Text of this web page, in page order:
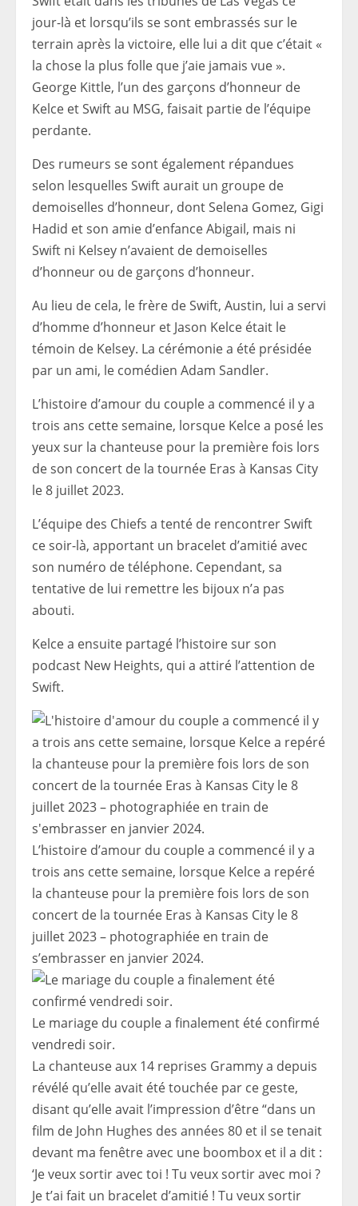
jour-là et lorsqu’ils se sont embrassés sur le
terrain après la victoire, elle lui a dit que c’était «
la chose la plus folle que j’aie jamais vue ».
George Kittle, l’un des garçons d’honneur de
Kelce et Swift au MSG, faisait partie de l’équipe
perdante.
Des rumeurs se sont également répandues
selon lesquelles Swift aurait un groupe de
demoiselles d’honneur, dont Selena Gomez, Gigi
Hadid et son amie d’enfance Abigail, mais ni
Swift ni Kelsey n’avaient de demoiselles
d’honneur ou de garçons d’honneur.
Au lieu de cela, le frère de Swift, Austin, lui a servi
d’homme d’honneur et Jason Kelce était le
témoin de Kelsey. La cérémonie a été présidée
par un ami, le comédien Adam Sandler.
L’histoire d’amour du couple a commencé il y a
trois ans cette semaine, lorsque Kelce a posé les
yeux sur la chanteuse pour la première fois lors
de son concert de la tournée Eras à Kansas City
le 8 juillet 2023.
L’équipe des Chiefs a tenté de rencontrer Swift
ce soir-là, apportant un bracelet d’amitié avec
son numéro de téléphone. Cependant, sa
tentative de lui remettre les bijoux n’a pas
abouti.
Kelce a ensuite partagé l’histoire sur son
podcast New Heights, qui a attiré l’attention de
Swift.
L’histoire d’amour du couple a commencé il y a
trois ans cette semaine, lorsque Kelce a repéré
la chanteuse pour la première fois lors de son
concert de la tournée Eras à Kansas City le 8
juillet 2023 – photographiée en train de
s’embrasser en janvier 2024.
Le mariage du couple a finalement été confirmé
vendredi soir.
La chanteuse aux 14 reprises Grammy a depuis
révélé qu’elle avait été touchée par ce geste,
disant qu’elle avait l’impression d’être “dans un
film de John Hughes des années 80 et il se tenait
devant ma fenêtre avec une boombox et il a dit :
‘Je veux sortir avec toi ! Tu veux sortir avec moi ?
Je t’ai fait un bracelet d’amitié ! Tu veux sortir